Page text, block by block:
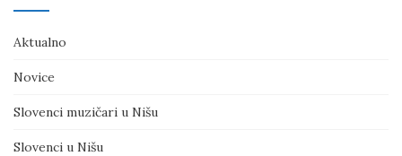
Aktualno
Novice
Slovenci muzičari u Nišu
Slovenci u Nišu